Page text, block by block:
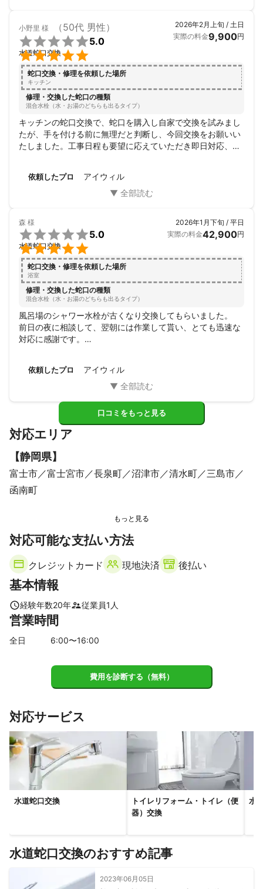
小野里 様 （50代 男性）


5.0
水道蛇口交換
2026年2月上旬 / 土日
実際の料金9,900円
蛇口交換・修理を依頼した場所
キッチン
修理・交換した蛇口の種類
混合水栓（水・お湯のどちらも出るタイプ）
キッチンの蛇口交換で、蛇口を購入し自家で交換を試みまし
たが、手を付ける前に無理だと判断し、今回交換をお願いい
たしました。工事日程も要望に応えていただき即日対応、工
依頼したプロ アイウィル
森 様


5.0
水道蛇口交換
2026年1月下旬 / 平日
実際の料金42,900円
蛇口交換・修理を依頼した場所
浴室
修理・交換した蛇口の種類
混合水栓（水・お湯のどちらも出るタイプ）
風呂場のシャワー水栓が古くなり交換してもらいました。
前日の夜に相談して、翌朝には作業して貰い、とても迅速な
対応に感謝です。
依頼したプロ アイウィル
口コミをもっと見る
対応エリア
【静岡県】
富士市 富士宮市 長泉町 沼津市 清水町
三島市
函南町
対応可能な支払い方法
クレジットカード 現地決済 後払い
基本情報
経験年数20年 従業員1 人
営業時間
全日 6:00〜16:00
費用を診断する（無料）
対応サービス
水道蛇口交換
トイレリフォーム・トイレ（便
器）交換
水
水道蛇口交換のおすすめ記事
2023年06月05日